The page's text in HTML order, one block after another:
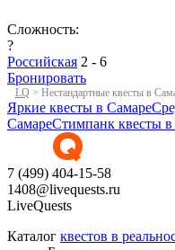
Сложность:
?
Российская 2 - 6
Бронировать
LQ > Нестандартные квесты в
Яркие квесты в Самаре
СамареСтимпанк квесты
7 (499) 404-15-58
1408@livequests.ru
LiveQuests
Каталог квестов в